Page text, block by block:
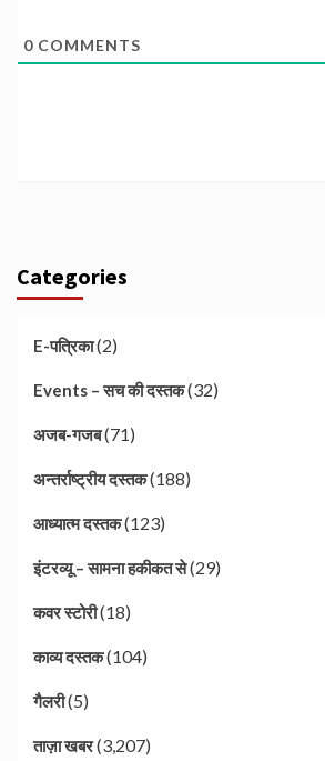
0 COMMENTS
Categories
E-पत्रिका(2)
Events – सच की दस्तक(32)
अजब-गजब(71)
अन्तर्राष्ट्रीय दस्तक(188)
आध्यात्म दस्तक(123)
इंटरव्यू – सामना हकीकत से(29)
कवर स्टोरी(18)
काव्य दस्तक(104)
गैलरी(5)
ताज़ा खबर(3,207)